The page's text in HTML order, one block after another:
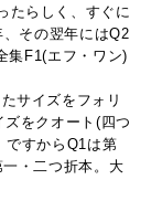
たらしく、すぐに
その翌年にはQ2
集F1(エフ・ワン)
サイズをフォリ
をクオート(四つ
ですからQ1は第
・二つ折本。大